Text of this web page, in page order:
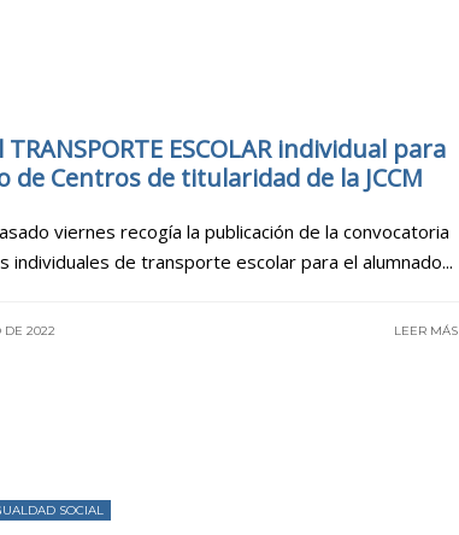
ESCOLAR individual para
de Centros de titularidad de la JCCM
viernes recogía la publicación de la convocatoria
individuales de transporte escolar para el alumnado...
DE 2022 LEER MÁS
SOCIAL